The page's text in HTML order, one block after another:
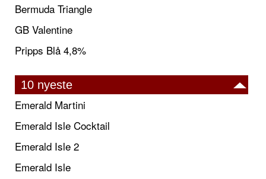
Bermuda Triangle
GB Valentine
Pripps Blå 4,8%
10 nyeste
Emerald Martini
Emerald Isle Cocktail
Emerald Isle 2
Emerald Isle